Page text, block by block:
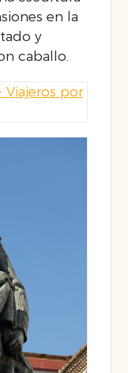
en la
y
caballo.